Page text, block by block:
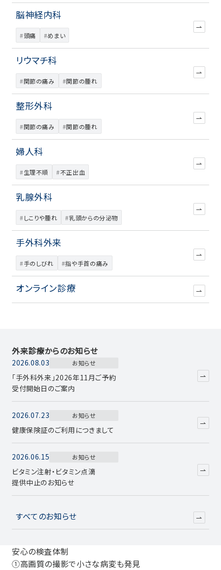
脳神経内科
頭痛 めまい
リウマチ科
関節の痛み 関節の腫れ
整形外科
関節の痛み 関節の腫れ
婦人科
生理不順 不正出血
乳腺外科
しこりや腫れ 乳頭からの分泌物
手外科外来
手のしびれ 指や手首の痛み
オンライン診療
外来診療からのお知らせ
2026.08.03 お知らせ
「手外科外来」2026年11月ご予約
受付開始日のご案内
2026.07.23 お知らせ
健康保険証のご利用につきまして
2026.06.15 お知らせ
ビタミン注射・ビタミン点滴
提供中止のお知らせ
すべてのお知らせ
安心の検査体制
①高画質の撮影で小さな病変も発見